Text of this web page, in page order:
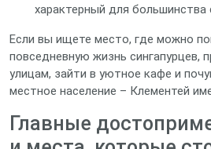
характерный для большинства
Если вы ищете место, где можно
повседневную жизнь сингапурцев,
улицам, зайти в уютное кафе и
местное население – Клементей
Главные